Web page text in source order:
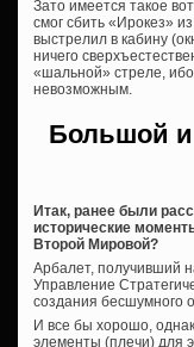
Зато имеется такое
смог сбить «Ирокез»
выстрелил в кабину
ничего
«шальной» стреле,
невозможным.
Большой
Итак, ранее были
исторические
Второй Мировой?
Арбалет, получивший
Управление
создания бесшумного
И все бы хорошо,
элементы (плечи) для